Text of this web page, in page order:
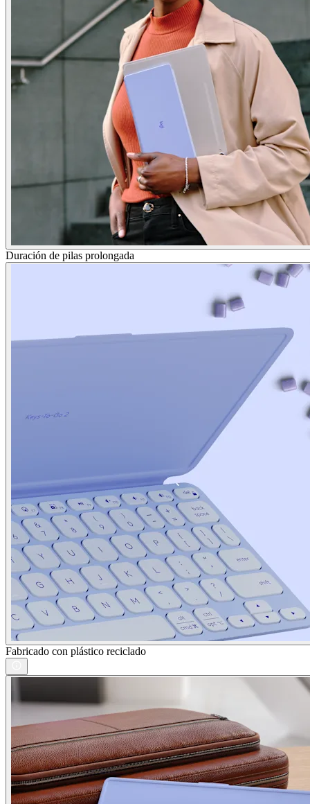
Duración de pilas prolongada
Fabricado con plástico reciclado